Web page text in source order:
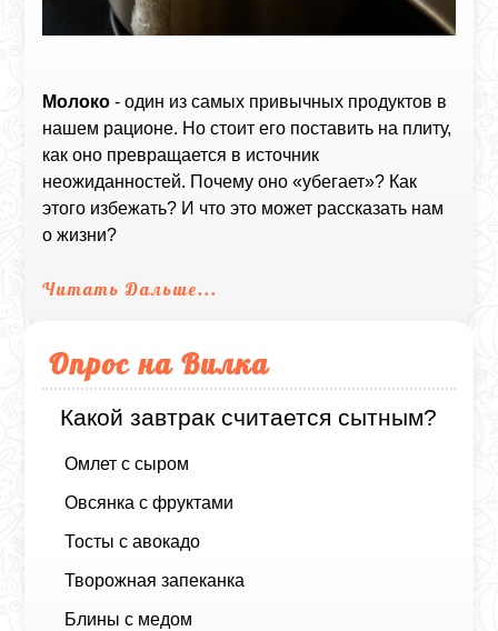
Молоко - один из самых привычных продуктов в
нашем рационе. Но стоит его поставить на плиту,
как оно превращается в источник
неожиданностей. Почему оно «убегает»? Как
этого избежать? И что это может рассказать нам
о жизни?
Читать Дальше...
Опрос на Вилка
Какой завтрак считается сытным?
Омлет с сыром
Овсянка с фруктами
Тосты с авокадо
Творожная запеканка
Блины с медом